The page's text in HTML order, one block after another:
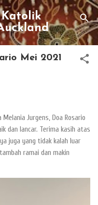
content
Mei 2021
Melania Jurgens, Doa Rosario
dan lancar. Terima kasih atas
juga yang tidak kalah luar
ramai dan makin